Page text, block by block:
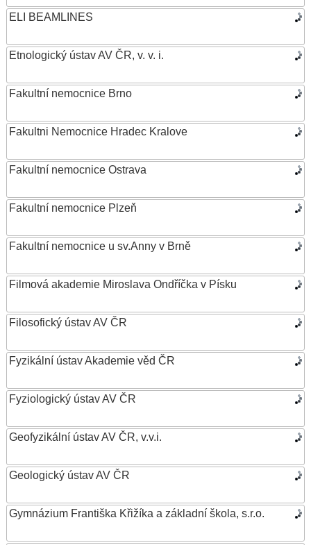
ELI BEAMLINES
Etnologický ústav AV ČR, v. v. i.
Fakultní nemocnice Brno
Fakultni Nemocnice Hradec Kralove
Fakultní nemocnice Ostrava
Fakultní nemocnice Plzeň
Fakultní nemocnice u sv.Anny v Brně
Filmová akademie Miroslava Ondříčka v Písku
Filosofický ústav AV ČR
Fyzikální ústav Akademie věd ČR
Fyziologický ústav AV ČR
Geofyzikální ústav AV ČR, v.v.i.
Geologický ústav AV ČR
Gymnázium Františka Křižíka a základní škola, s.r.o.